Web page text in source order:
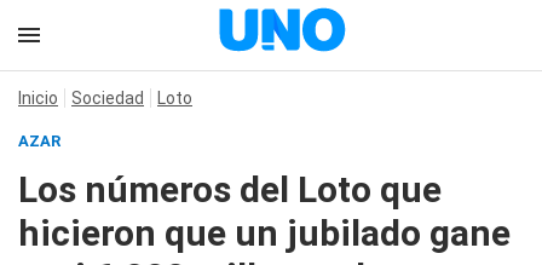
Inicio Sociedad Loto
AZAR
Los números del Loto que
hicieron que un jubilado gane